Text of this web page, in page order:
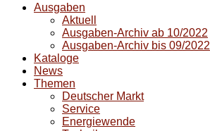
Ausgaben
Aktuell
Ausgaben-Archiv ab 10/2022
Ausgaben-Archiv bis 09/2022
Kataloge
News
Themen
Deutscher Markt
Service
Energiewende